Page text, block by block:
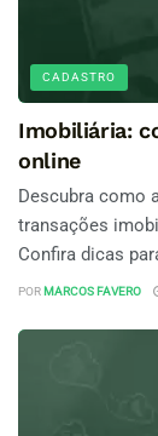
CADASTRO
Imobiliária:
online
Descubra como
transações
Confira dicas
POR MARCOS FAVERO